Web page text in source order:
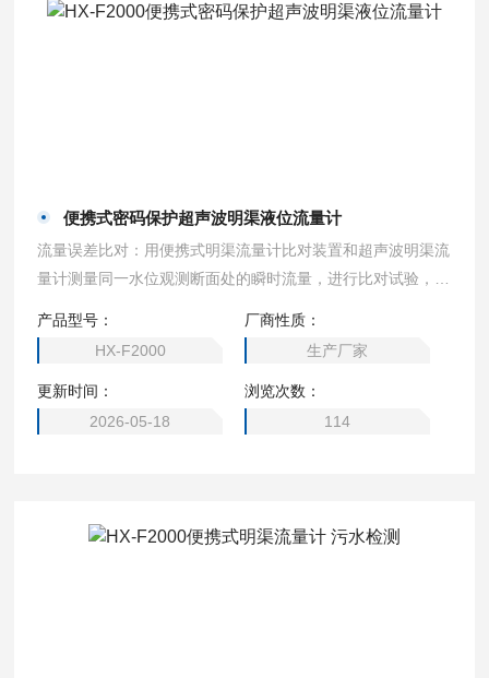
便携式密码保护超声波明渠液位流量计
流量误差比对：用便携式明渠流量计比对装置和超声波明渠流
量计测量同一水位观测断面处的瞬时流量，进行比对试验，待
装置该时段内的累积流量F1 和超声波明渠流量计该时段内的
累积流量F2，按公式计算流量比对误差ΔF。便携式密码保护
超声波明渠液位流量计
产品型号：
HX-F2000
厂商性质：
生产厂家
更新时间：
2026-05-18
浏览次数：
114